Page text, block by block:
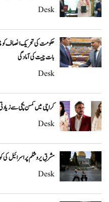
Desk
حکومت کی تحریک انصاف کو
بات چیت کی آمادگی
Desk
کراچی میں کمسن بچی سے
Desk
مشرقِ یروشلم پر اسرائیل کی
Desk